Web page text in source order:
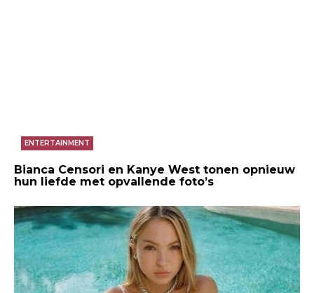
ENTERTAINMENT
Bianca Censori en Kanye West tonen opnieuw
hun liefde met opvallende foto’s